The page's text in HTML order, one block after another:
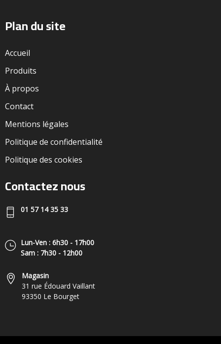
Plan du site
Accueil
Produits
À propos
Contact
Mentions légales
Politique de confidentialité
Politique des cookies
Contactez nous
01 57 14 35 33
Lun-Ven : 6h30 - 17h00
Sam : 7h30 - 12h00
Magasin
31 rue Édouard Vaillant
93350 Le Bourget